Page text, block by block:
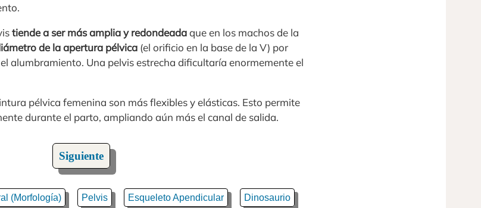
tiende a ser más ampliay redondeadaque en los machos de la
de la apertura pélvica (el orificio en la base de la V) por
alumbramiento. Una pelvis estrecha dificultaría enormemente el
pélvica femenina son más flexibles y elásticas. Esto permite
durante el parto, ampliando aún más el canal de salida.
Siguiente
(Morfología) Pelvis Esqueleto Apendicular Dinosaurio